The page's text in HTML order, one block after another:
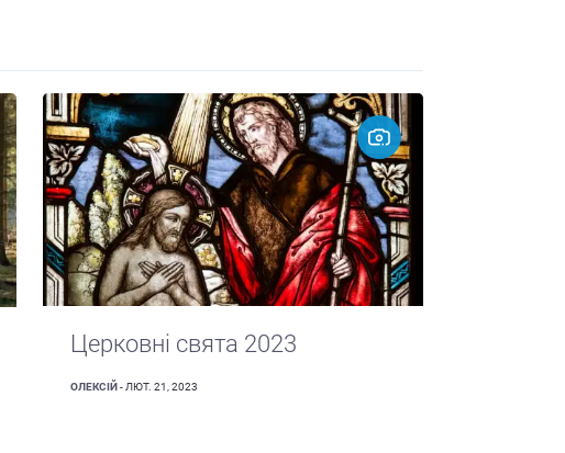
Церковні свята 2023
ОЛЕКСІЙ - ЛЮТ. 21, 2023